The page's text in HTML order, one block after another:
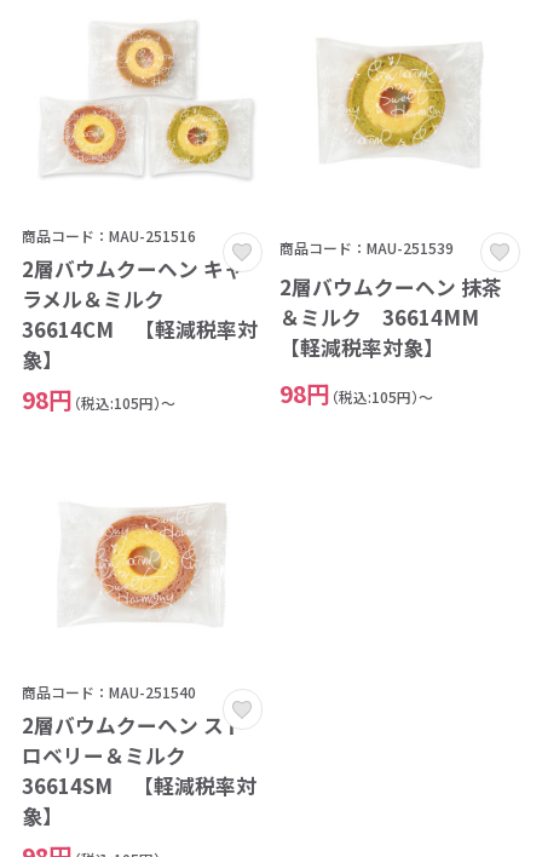
商品コード：MAU-251516
2層バウムクーヘン キャ
ラメル＆ミルク
36614CM 【軽減税率対
象】
98円 （税込:105円）～
商品コード：MAU-251539
2層バウムクーヘン 抹茶
＆ミルク 36614MM
【軽減税率対象】
98円 （税込:105円）～
商品コード：MAU-251540
2層バウムクーヘン スト
ロベリー＆ミルク
36614SM 【軽減税率対
象】